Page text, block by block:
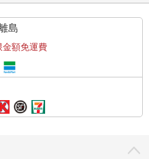
」
。
島
金額免運費